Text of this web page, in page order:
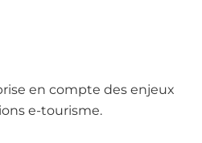
en compte des enjeux
e-tourisme.